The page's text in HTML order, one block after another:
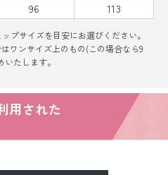
96 113
プサイズを目安にお選びください。
ワンサイズ上のもの(この場合なら9
たします。
用された